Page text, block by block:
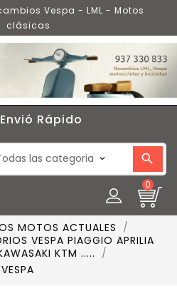
Vespa - LML - Motos
clásicas
Envió Rápido
0
MOTOS ACTUALES
VESPA PIAGGIO APRILIA
KTM .....
VESPA